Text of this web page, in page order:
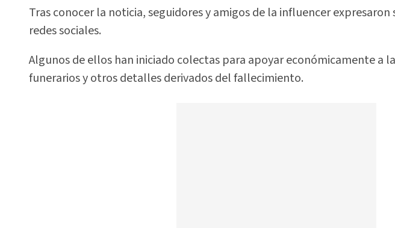
Tras conocer la noticia, seguidores y amigos de la influencer
redes sociales.
Algunos de ellos han iniciado colectas para apoyar económicamente a
funerarios y otros detalles derivados del fallecimiento.